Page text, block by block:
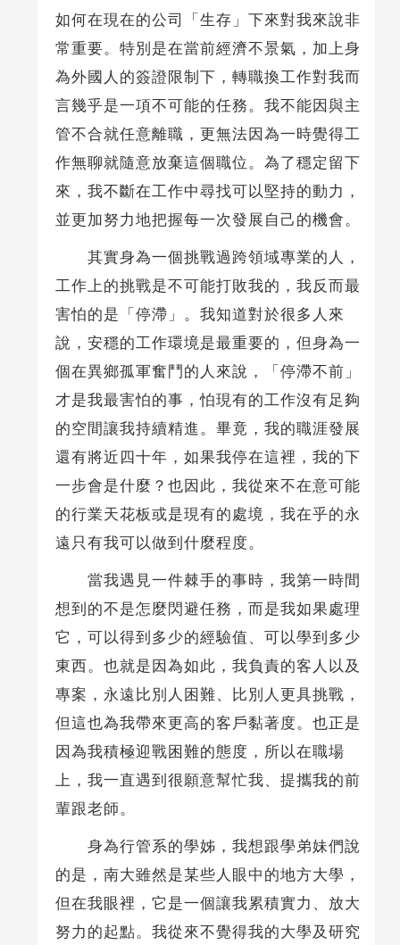
如何在現在的公司「生存」下來對我來說非
常重要。特別是在當前經濟不景氣，加上身
為外國人的簽證限制下，轉職換工作對我而
言幾乎是一項不可能的任務。我不能因與主
管不合就任意離職，更無法因為一時覺得工
作無聊就隨意放棄這個職位。為了穩定留下
來，我不斷在工作中尋找可以堅持的動力，
並更加努力地把握每一次發展自己的機會。
其實身為一個挑戰過跨領域專業的人，
工作上的挑戰是不可能打敗我的，我反而最
害怕的是「停滯」。我知道對於很多人來
說，安穩的工作環境是最重要的，但身為一
個在異鄉孤軍奮鬥的人來說，「停滯不前」
才是我最害怕的事，怕現有的工作沒有足夠
的空間讓我持續精進。畢竟，我的職涯發展
還有將近四十年，如果我停在這裡，我的下
一步會是什麼？也因此，我從來不在意可能
的行業天花板或是現有的處境，我在乎的永
遠只有我可以做到什麼程度。
當我遇見一件棘手的事時，我第一時間
想到的不是怎麼閃避任務，而是我如果處理
它，可以得到多少的經驗值、可以學到多少
東西。也就是因為如此，我負責的客人以及
專案，永遠比別人困難、比別人更具挑戰，
但這也為我帶來更高的客戶黏著度。也正是
因為我積極迎戰困難的態度，所以在職場
上，我一直遇到很願意幫忙我、提攜我的前
輩跟老師。
身為行管系的學姊，我想跟學弟妹們說
的是，南大雖然是某些人眼中的地方大學，
但在我眼裡，它是一個讓我累積實力、放大
努力的起點。我從來不覺得我的大學及研究